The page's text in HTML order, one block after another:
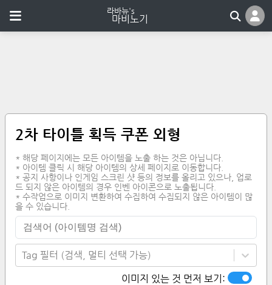
2차 타이틀 획득 쿠폰 외형
* 해당 페이지에는 모든 아이템을 노출 하는 것은 아닙니다.
* 아이템 클릭 시 해당 아이템의 상세 페이지로 이동합니다.
* 공지 사항이나 인게임 스크린 샷 등의 정보를 올리고 있으나, 업로
드 되지 않은 아이템의 경우 인벤 아이콘으로 노출됩니다.
* 수작업으로 이미지 변환하여 수집하여 수집되지 않은 아이템이 많
을 수 있습니다.
Tag 필터 (검색, 멀티 선택 가능)
이미지 있는 것 먼저 보기: